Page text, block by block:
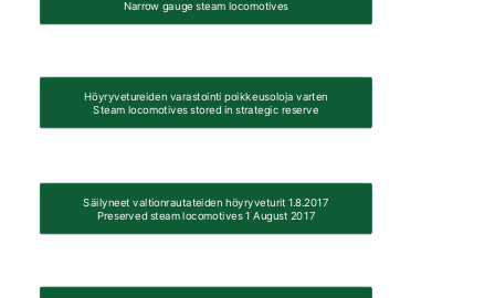
Narrow gauge steam locomotives
Höyryvetureiden varastointi poikkeusoloja varten
Steam locomotives stored in strategic reserve
Säilyneet valtionrautateiden höyryveturit 1.8.2017
Preserved steam locomotives 1 August 2017